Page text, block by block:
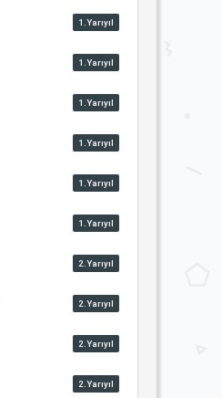
1.Yarıyıl
1.Yarıyıl
1.Yarıyıl
1.Yarıyıl
1.Yarıyıl
1.Yarıyıl
2.Yarıyıl
2.Yarıyıl
2.Yarıyıl
2.Yarıyıl